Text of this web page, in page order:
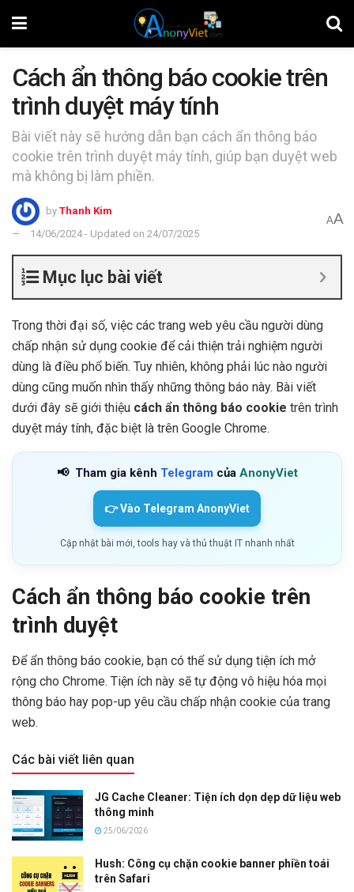
Cách ẩn thông báo cookie trên
trình duyệt máy tính
Bài viết này sẽ hướng dẫn bạn cách ẩn thông báo
cookie trên trình duyệt máy tính, giúp bạn duyệt web
mà không bị làm phiền.
by Thanh Kim
14/06/2024 - Updated on 24/07/2025
AA
Mục lục bài viết
Trong thời đại số, việc các trang web yêu cầu người dùng
chấp nhận sử dụng cookie để cải thiện trải nghiệm người
dùng là điều phổ biến. Tuy nhiên, không phải lúc nào người
dùng cũng muốn nhìn thấy những thông báo này. Bài viết
dưới đây sẽ giới thiệu cách ẩn thông báo cookie trên trình
duyệt máy tính, đặc biệt là trên Google Chrome.
📢 Tham gia kênh Telegram của AnonyViet
👉 Vào Telegram AnonyViet
Cập nhật bài mới, tools hay và thủ thuật IT nhanh nhất
Cách ẩn thông báo cookie trên
trình duyệt
Để ẩn thông báo cookie, bạn có thể sử dụng tiện ích mở
rộng cho Chrome. Tiện ích này sẽ tự động vô hiệu hóa mọi
thông báo hay pop-up yêu cầu chấp nhận cookie của trang
web.
Các bài viết liên quan
JG Cache Cleaner: Tiện ích dọn dẹp dữ liệu web
thông minh
25/06/2026
Hush: Công cụ chặn cookie banner phiền toái
trên Safari